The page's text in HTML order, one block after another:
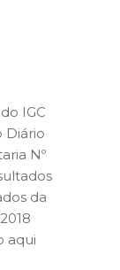
IGC
Diário
Nº
da
aqui